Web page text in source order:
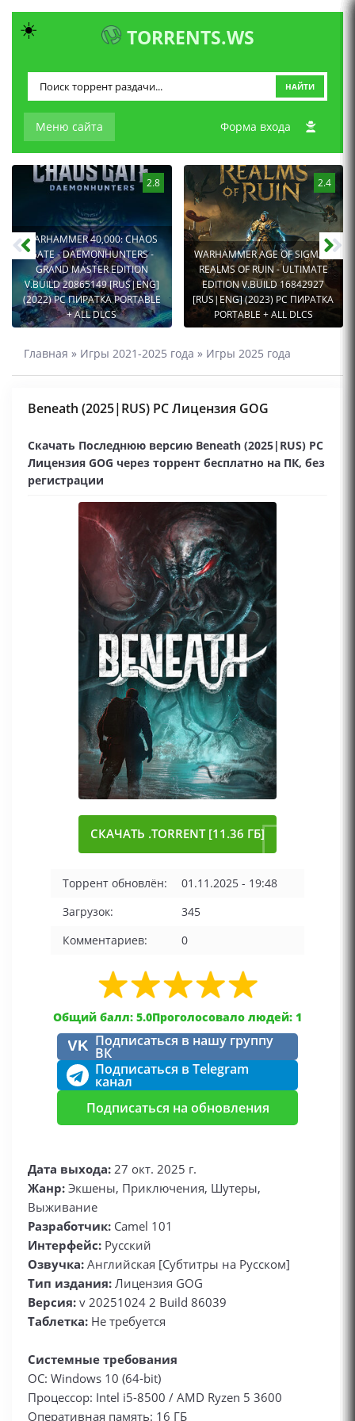
TORRENTS.WS
Меню сайта
НАЙТИ
Форма входа
2.8
WARHAMMER 40,000: CHAOS
GATE - DAEMONHUNTERS -
GRAND MASTER EDITION
V.BUILD 20865149 [RUS|ENG]
(2022) PC ПИРАТКА PORTABLE
+ ALL DLCS
2.4
WARHAMMER AGE OF SIGMAR:
REALMS OF RUIN - ULTIMATE
EDITION V.BUILD 16842927
[RUS|ENG] (2023) PC ПИРАТКА
PORTABLE + ALL DLCS
Главная » Игры 2021-2025 года » Игры 2025 года
Beneath (2025|RUS) PC Лицензия GOG
Скачать Последнюю версию Beneath (2025|RUS) PC
Лицензия GOG через торрент бесплатно на ПК, без
регистрации
СКАЧАТЬ .TORRENT [11.36 ГБ]
Торрент обновлён:
01.11.2025 - 19:48
Загрузок:
345
Комментариев:
0
Общий балл: 5.0Проголосовало людей: 1
VK Подписаться в нашу группу
ВК
Подписаться в Telegram
канал
Подписаться на обновления
Дата выхода: 27 окт. 2025 г.
Жанр: Экшены, Приключения, Шутеры,
Выживание
Разработчик: Camel 101
Интерфейс: Русский
Озвучка: Английская [Субтитры на Русском]
Тип издания: Лицензия GOG
Версия: v 20251024 2 Build 86039
Таблетка: Не требуется
Системные требования
ОС: Windows 10 (64-bit)
Процессор: Intel i5-8500 / AMD Ryzen 5 3600
Оперативная память: 16 ГБ
☀️